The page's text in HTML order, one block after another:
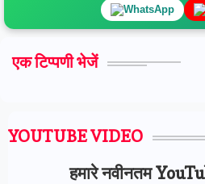
WhatsApp
एक टिप्पणी भेजें
YOUTUBE VIDEO
हमारे नवीनतम